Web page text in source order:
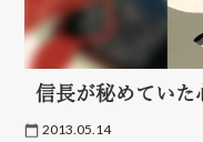
信長が秘めてい
2013.05.14